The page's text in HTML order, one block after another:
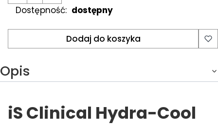
Dostępność: dostępny
Dodaj do koszyka
Opis
iS Clinical Hydra-Cool